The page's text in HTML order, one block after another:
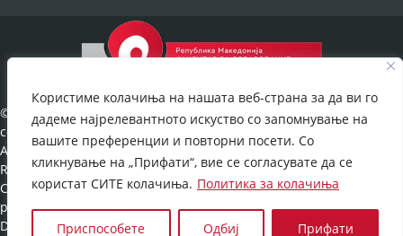
Користиме колачиња на нашата веб-страна за да ви го
дадеме најрелевантното искуство со запомнување на
вашите преференции и повторни посети. Со
кликнување на „Прифати“, вие се согласувате да се
користат СИТЕ колачиња. Политика за колачиња
Приспособете Одбиј Прифати
©2022-
cov.gov.mk.
All Rights
Reserved.
Cookies
policy©
Developed